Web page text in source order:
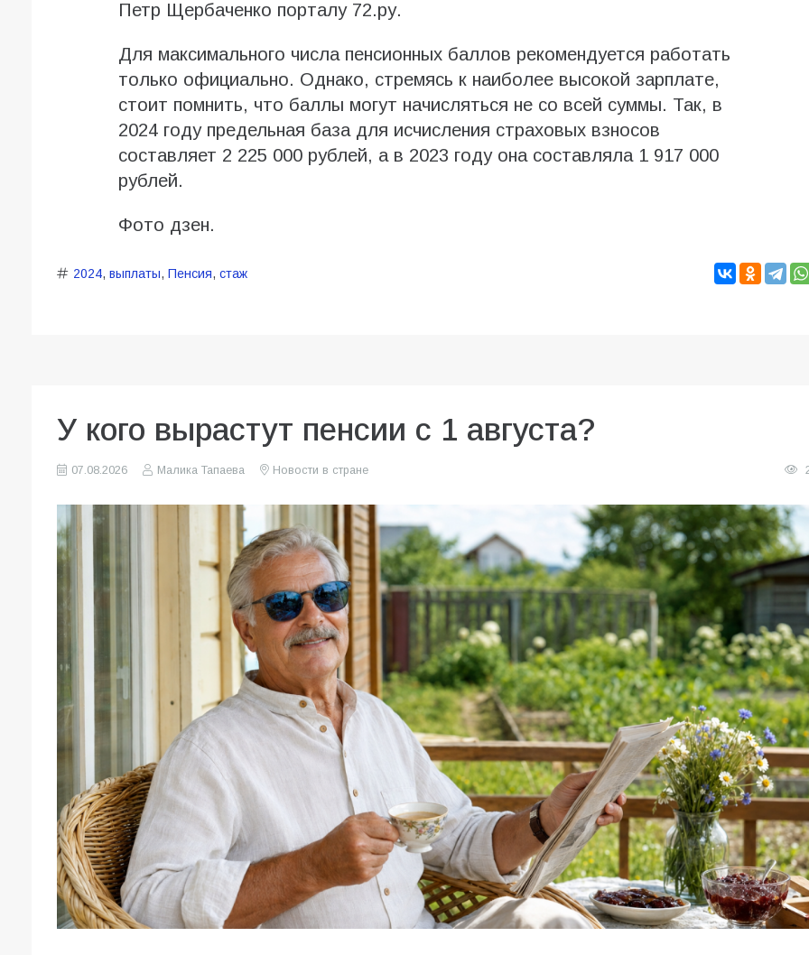
Петр Щербаченко порталу 72.ру.
Для максимального числа пенсионных баллов рекомендуется работать
только официально. Однако, стремясь к наиболее высокой зарплате,
стоит помнить, что баллы могут начисляться не со всей суммы. Так, в
2024 году предельная база для исчисления страховых взносов
составляет 2 225 000 рублей, а в 2023 году она составляла 1 917 000
рублей.
Фото дзен.
2024, выплаты, Пенсия, стаж
У кого вырастут пенсии с 1 августа?
07.08.2026 Малика Тапаева Новости в стране